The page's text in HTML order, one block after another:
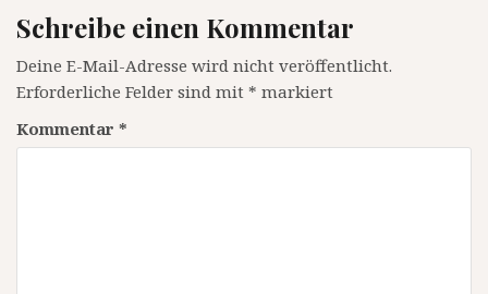
Schreibe einen Kommentar
Deine E-Mail-Adresse wird nicht veröffentlicht.
Erforderliche Felder sind mit * markiert
Kommentar *